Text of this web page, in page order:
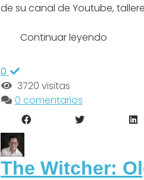
de su canal de Youtube,
Continuar leyendo
0
3720 visitas
0 comentarios
The Witcher: